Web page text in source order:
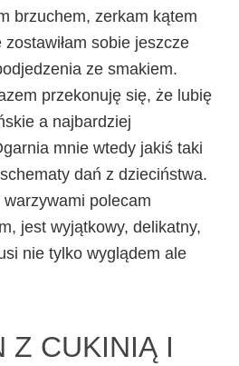
brzuchem, zerkam kątem
sobie jeszcze
ze smakiem.
przekonuję się, że lubię
a najbardziej
mnie wtedy jakiś taki
dań z dzieciństwa.
polecam
jest wyjątkowy, delikatny,
nie tylko wyglądem ale
Z CUKINIĄ I